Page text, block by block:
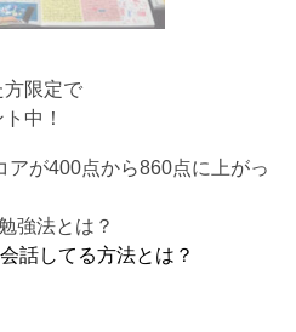
方限定で
中！
が400点から860点に上がっ
強法とは？
話してる方法とは？